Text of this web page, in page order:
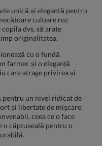
unică și elegantă pentru
culoare roz
dvs. să arate
originalitatea.
cu o fundă
farmec și o eleganță
care atrage privirea și
pentru un nivel ridicat de
și libertate de mișcare.
ceea ce o face
o căptușeală pentru o